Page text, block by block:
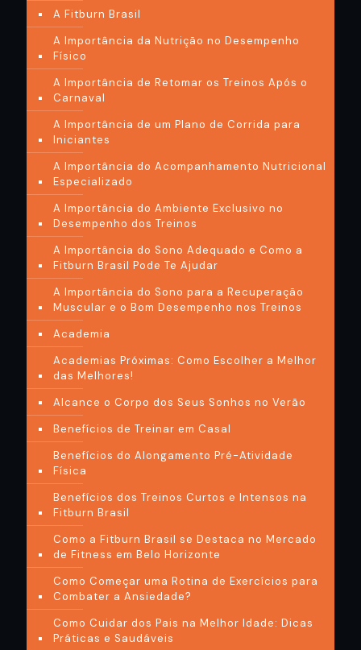
A Fitburn Brasil
A Importância da Nutrição no Desempenho
Físico
A Importância de Retomar os Treinos Após o
Carnaval
A Importância de um Plano de Corrida para
Iniciantes
A Importância do Acompanhamento Nutricional
Especializado
A Importância do Ambiente Exclusivo no
Desempenho dos Treinos
A Importância do Sono Adequado e Como a
Fitburn Brasil Pode Te Ajudar
A Importância do Sono para a Recuperação
Muscular e o Bom Desempenho nos Treinos
Academia
Academias Próximas: Como Escolher a Melhor
das Melhores!
Alcance o Corpo dos Seus Sonhos no Verão
Benefícios de Treinar em Casal
Benefícios do Alongamento Pré-Atividade
Física
Benefícios dos Treinos Curtos e Intensos na
Fitburn Brasil
Como a Fitburn Brasil se Destaca no Mercado
de Fitness em Belo Horizonte
Como Começar uma Rotina de Exercícios para
Combater a Ansiedade?
Como Cuidar dos Pais na Melhor Idade: Dicas
Práticas e Saudáveis